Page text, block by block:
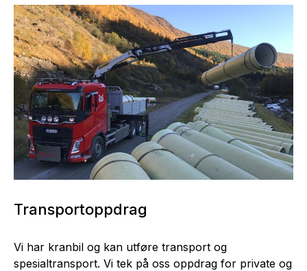
Transportoppdrag
Vi har kranbil og kan utføre transport og
spesialtransport. Vi tek på oss oppdrag for private og